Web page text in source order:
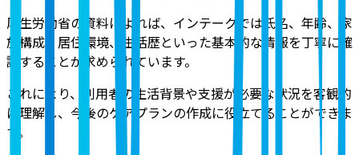
厚生労働省の資料によれば、インテークでは氏名、年齢、家
族構成、居住環境、生活歴といった基本的な情報を丁寧に確
認することが求められています。
これにより、利用者の生活背景や支援が必要な状況を客観的
に理解し、今後のケアプランの作成に役立てることができま
す。